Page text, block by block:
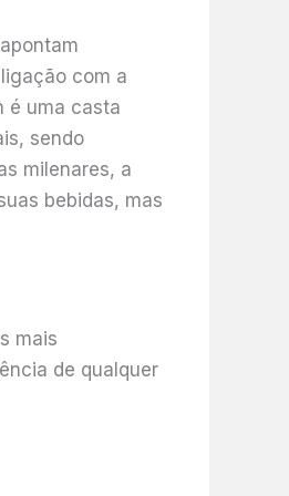
com a
é uma casta
sendo
milenares, a
bebidas, mas
mais
de qualquer